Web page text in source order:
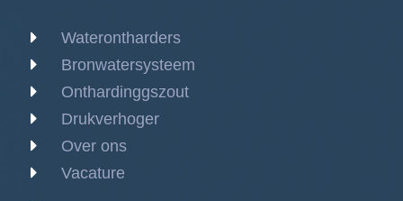
Waterontharders
Bronwatersysteem
Onthardinggszout
Drukverhoger
Over ons
Vacature